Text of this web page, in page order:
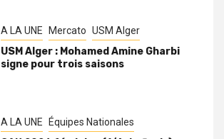
A LA UNE Mercato USM Alger
USM Alger : Mohamed Amine Gharbi
signe pour trois saisons
A LA UNE Équipes Nationales